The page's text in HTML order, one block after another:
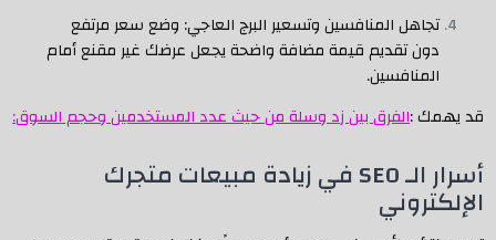
تجاهل المنافسين وتسعير البرج العاجي: وضع سعر مرتفع
دون تقديم قيمة مضافة واضحة يجعل عرضك غير مقنع أمام
المنافسين.
قد يهمك :الفرق بين زد وسلة من حيث عدد المستخدمين وحجم السوق:
أسرار الـ SEO في زيادة مبيعات متجرك
الإلكتروني